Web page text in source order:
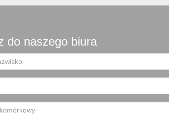
do naszego biura